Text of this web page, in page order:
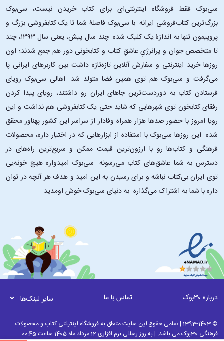
سی‌بوک فقط فروشگاه اینترنتی‌ای برای کتاب خریدن نیست، سی‌بوک
بزرگ‌ترین کتاب‌فروشی ایرانه. با سی‌بوک فاصلۀ شما تا یک کتابفروشی بزرگ و
پروپیمون تنها به اندازۀ یک کلیک شده. چند سال پیش، یعنی سال ۱۳۹۳، چند
تا متخصص جوان و پرانرژیِ عاشقِ کتاب و کتابخونی دور هم جمع شدند؛ اون‌
روزها خرید اینترنتی و سفارش آنلاین تازه‌تازه داشت بین کاربرهای ایرانی پا
می‌گرفت و سی‌بوک هم توی همین فضا متولد شد. اهالی سی‌بوک رویای
فرستادن کتاب به دوردست‌ترین جاهای ایران رو داشتند، رویای پیدا کردن
رفقای کتابخون توی شهرهایی که شاید حتی یک کتابفروشی هم نداشت و این
رویا امروز با حضور صدها هزار همراه وفادار از سراسر این کشور پهناور محقق
شده. این ‌روزها سی‌بوک با استفاده از ابزارهایی که در اختیار داره، محصولات
فرهنگی و کتاب‌ها رو با ارزون‌ترین قیمت ممکن و سریع‌ترین راه‌های در
دسترس به شما عاشق‌های کتاب می‌رسونه. سی‌بوک امیدواره هیچ خونه‌یی
توی ایران بی‌کتاب نباشه و برای رسیدن به این امید و هدف هر آنچه در توان
داره با شما به اشتراک می‌گذاره. به دنیای سی‌بوک خوش اومدید.
درباره ۳۰بوک تماس با ما سایر لینک‌ها
© 1393-1403 | تمامی حقوق این سایت متعلق به فروشگاه اینترنتی کتاب و محصولات
فرهنگی 30بوک می باشد. | به روز رسانی نرم افزاری 12 مرداد ماه 1405 ساعت 00:45